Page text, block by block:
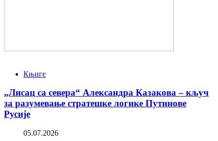
Књиге
„Лисац са севера“ Александра Казакова – кључ
за разумевање стратешке логике Путинове
Русије
05.07.2026